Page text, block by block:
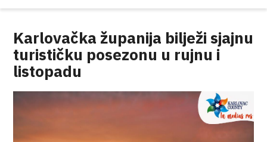
Karlovačka županija bilježi sjajnu
turističku posezonu u rujnu i
listopadu